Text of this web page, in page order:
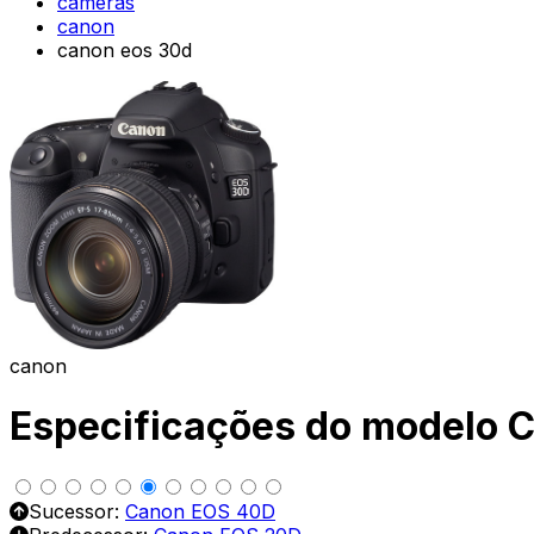
canon
canon eos 30d
canon
Especificações do modelo
Sucessor: Canon EOS 40D